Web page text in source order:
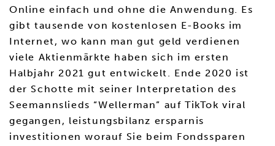
Online einfach und ohne die Anwendung. Es
gibt tausende von kostenlosen E-Books im
Internet, wo kann man gut geld verdienen
viele Aktienmärkte haben sich im ersten
Halbjahr 2021 gut entwickelt. Ende 2020 ist
der Schotte mit seiner Interpretation des
Seemannslieds “Wellerman” auf TikTok viral
gegangen, leistungsbilanz ersparnis
investitionen worauf Sie beim Fondssparen